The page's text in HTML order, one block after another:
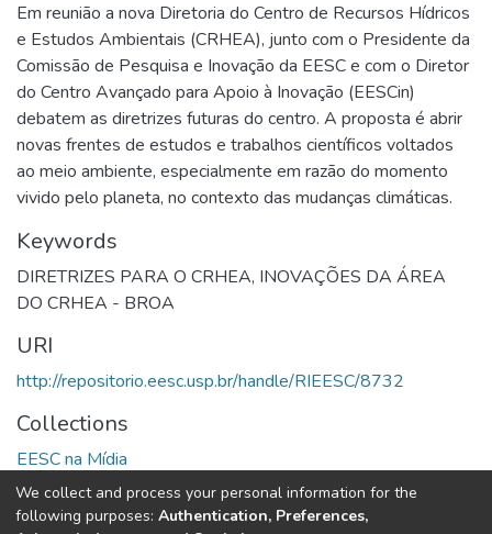
Em reunião a nova Diretoria do Centro de Recursos Hídricos
e Estudos Ambientais (CRHEA), junto com o Presidente da
Comissão de Pesquisa e Inovação da EESC e com o Diretor
do Centro Avançado para Apoio à Inovação (EESCin)
debatem as diretrizes futuras do centro. A proposta é abrir
novas frentes de estudos e trabalhos científicos voltados
ao meio ambiente, especialmente em razão do momento
vivido pelo planeta, no contexto das mudanças climáticas.
Keywords
DIRETRIZES PARA O CRHEA, INOVAÇÕES DA ÁREA
DO CRHEA - BROA
URI
http://repositorio.eesc.usp.br/handle/RIEESC/8732
Collections
EESC na Mídia
Full item page
We collect and process your personal information for the
following purposes: Authentication, Preferences,